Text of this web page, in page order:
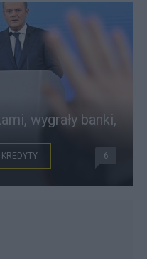
wygrały banki,
KREDYTY 6